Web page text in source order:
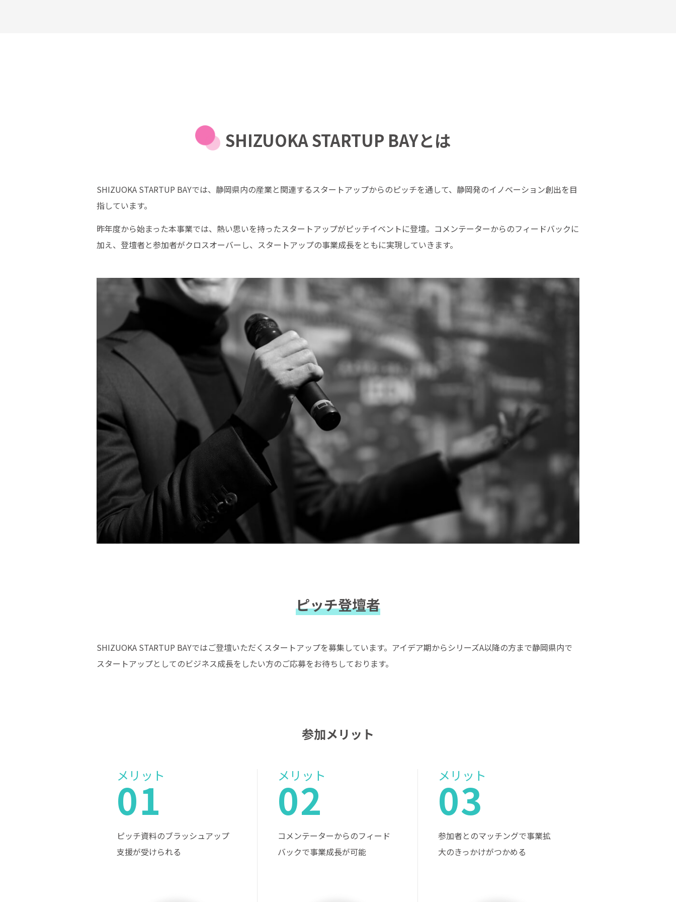
SHIZUOKA STARTUP BAYとは
SHIZUOKA STARTUP BAYでは、静岡県内の産業と関連するスタートアップからのピッチを通して、静岡発のイノベーション創出を目
指しています。
昨年度から始まった本事業では、熱い思いを持ったスタートアップがピッチイベントに登壇。コメンテーターからのフィードバックに
加え、登壇者と参加者がクロスオーバーし、スタートアップの事業成長をともに実現していきます。
ピッチ登壇者
SHIZUOKA STARTUP BAYではご登壇いただくスタートアップを募集しています。アイデア期からシリーズA以降の方まで静岡県内で
スタートアップとしてのビジネス成長をしたい方のご応募をお待ちしております。
参加メリット
メリット
01
ピッチ資料のブラッシュアップ
支援が受けられる
メリット
02
コメンテーターからのフィード
バックで事業成長が可能
メリット
03
参加者とのマッチングで事業拡
大のきっかけがつかめる